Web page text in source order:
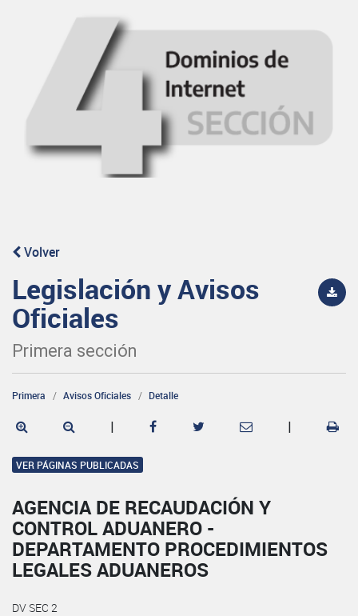
Volver
Legislación y Avisos
Oficiales
Primera sección
Primera Avisos Oficiales Detalle
| |
VER PÁGINAS PUBLICADAS
AGENCIA DE RECAUDACIÓN Y
CONTROL ADUANERO -
DEPARTAMENTO PROCEDIMIENTOS
LEGALES ADUANEROS
DV SEC 2